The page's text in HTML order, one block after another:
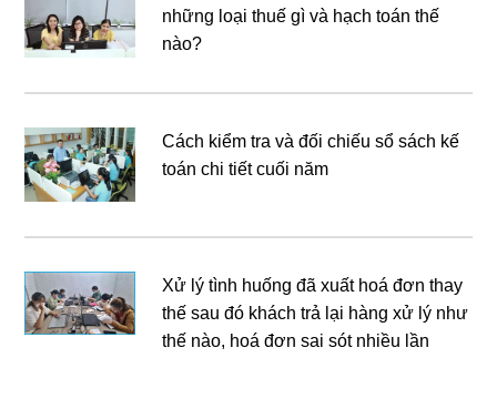
những loại thuế gì và hạch toán thế
nào?
Cách kiểm tra và đối chiếu sổ sách kế
toán chi tiết cuối năm
Xử lý tình huống đã xuất hoá đơn thay
thế sau đó khách trả lại hàng xử lý như
thế nào, hoá đơn sai sót nhiều lần